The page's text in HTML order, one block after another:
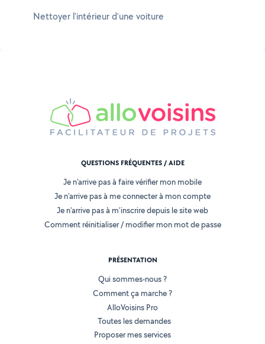
Nettoyer l'intérieur d'une voiture
QUESTIONS FRÉQUENTES / AIDE
Je n'arrive pas à faire vérifier mon mobile
Je n'arrive pas à me connecter à mon compte
Je n'arrive pas à m'inscrire depuis le site web
Comment réinitialiser / modifier mon mot de passe
PRÉSENTATION
Qui sommes-nous ?
Comment ça marche ?
AlloVoisins Pro
Toutes les demandes
Proposer mes services